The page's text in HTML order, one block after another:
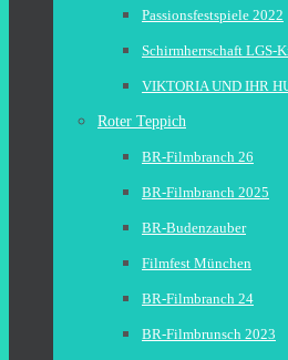
Passionsfestspiele 2022
Schirmherrschaft LGS-
VIKTORIA UND IHR
Roter Teppich
BR-Filmbranch 26
BR-Filmbranch 2025
BR-Budenzauber
Filmfest München
BR-Filmbranch 24
BR-Filmbrunsch 2023